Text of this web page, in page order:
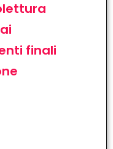
finali